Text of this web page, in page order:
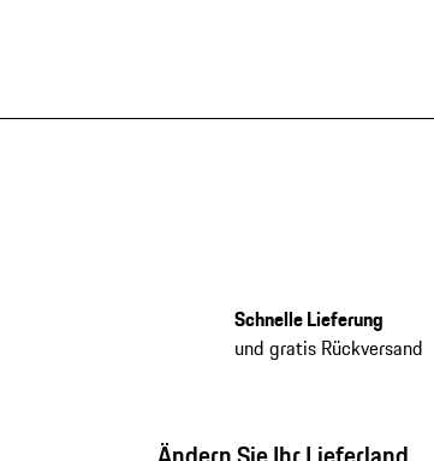
Schnelle Lieferung
und gratis Rückversand